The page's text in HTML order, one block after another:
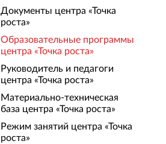
Документы центра «Точка
роста»
Образовательные программы
центра «Точка роста»
Руководитель и педагоги
центра «Точка роста»
Материально-техническая
база центра «Точка роста»
Режим занятий центра «Точка
роста»